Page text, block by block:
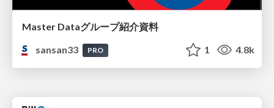
Master Dataグループ紹介資料
sansan33
PRO 1 4.8k